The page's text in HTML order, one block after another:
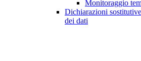
Monitoraggio
Dichiarazioni
dei dati